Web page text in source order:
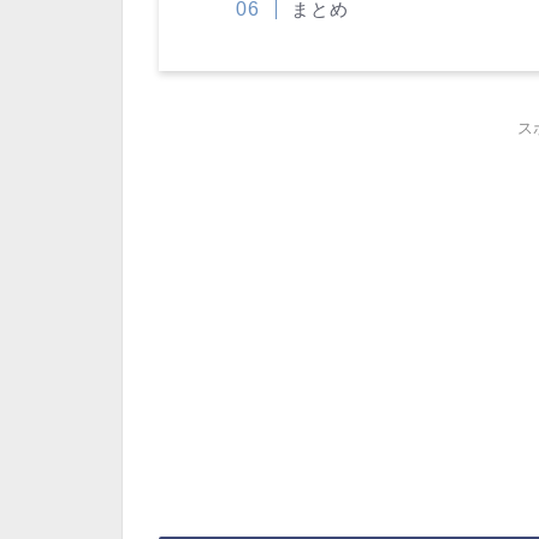
まとめ
ス